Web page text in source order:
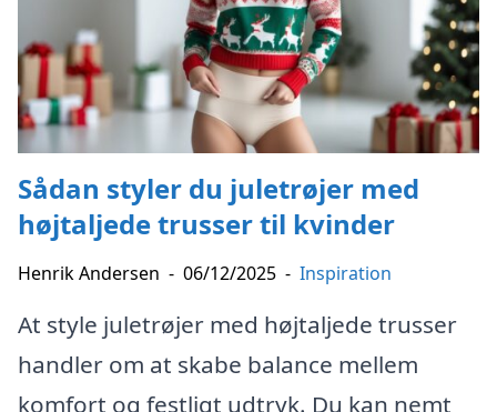
Sådan styler du juletrøjer med
højtaljede trusser til kvinder
Henrik Andersen - 06/12/2025 - Inspiration
At style juletrøjer med højtaljede trusser
handler om at skabe balance mellem
komfort og festligt udtryk. Du kan nemt